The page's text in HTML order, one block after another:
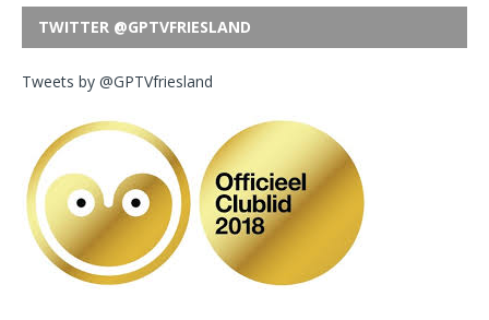
TWITTER @GPTVFRIESLAND
Tweets by @GPTVfriesland